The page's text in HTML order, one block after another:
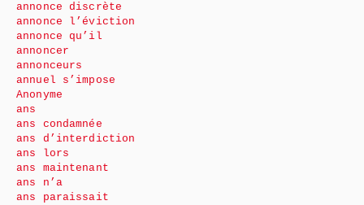
annonce discrète
annonce l’éviction
annonce qu’il
annoncer
annonceurs
annuel s’impose
Anonyme
ans
ans condamnée
ans d’interdiction
ans lors
ans maintenant
ans n’a
ans paraissait